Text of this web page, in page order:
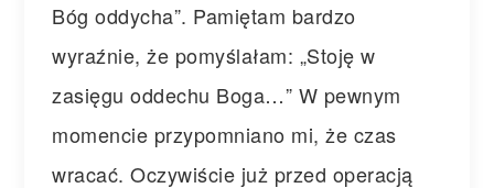
Bóg oddycha”. Pamiętam bardzo
wyraźnie, że pomyślałam: „Stoję w
zasięgu oddechu Boga…” W pewnym
momencie przypomniano mi, że czas
wracać. Oczywiście już przed operacją